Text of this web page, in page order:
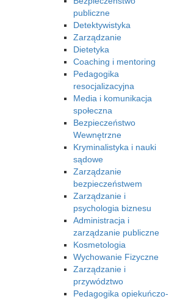
publiczne
Detektywistyka
Zarządzanie
Dietetyka
Coaching i mentoring
Pedagogika
resocjalizacyjna
Media i komunikacja
społeczna
Bezpieczeństwo
Wewnętrzne
Kryminalistyka i nauki
sądowe
Zarządzanie
bezpieczeństwem
Zarządzanie i
psychologia biznesu
Administracja i
zarządzanie publiczne
Kosmetologia
Wychowanie Fizyczne
Zarządzanie i
przywództwo
Pedagogika opiekuńczo-